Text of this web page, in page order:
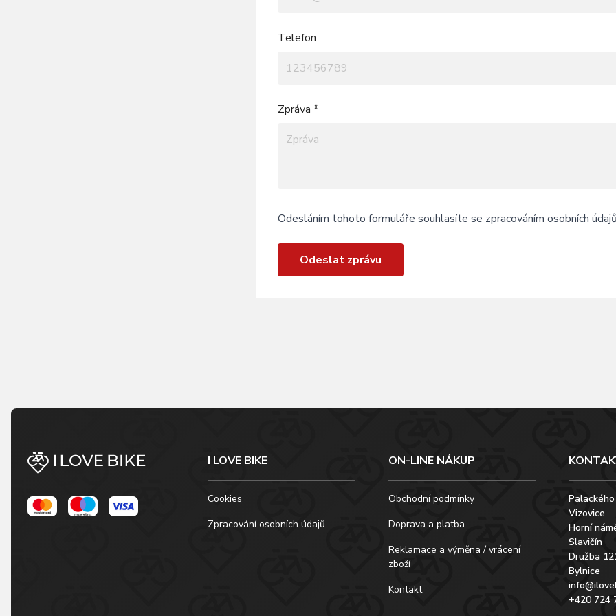
Telefon
Zpráva *
Odesláním tohoto formuláře souhlasíte se zpracováním osobních
Odeslat zprávu
I LOVE BIKE
Cookies
Zpracování osobních údajů
ON-LINE NÁKUP
Obchodní podmínky
Doprava a platba
Reklamace a výměna / vrácení
zboží
Kontakt
Vizovice
Horní
Slavičín
Družba
Bylnice
+420 724